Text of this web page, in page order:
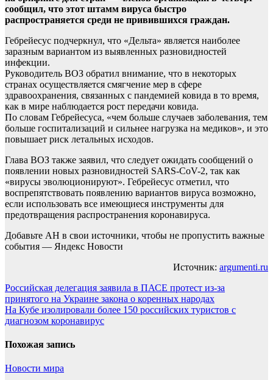
сообщил, что этот штамм вируса быстро
распространяется среди не привившихся граждан.
Гебрейесус подчеркнул, что «Дельта» является наиболее
заразным вариантом из выявленных разновидностей
инфекции.
Руководитель ВОЗ обратил внимание, что в некоторых
странах осуществляется смягчение мер в сфере
здравоохранения, связанных с пандемией ковида в то время,
как в мире наблюдается рост передачи ковида.
По словам Гебрейесуса, «чем больше случаев заболевания, тем
больше госпитализаций и сильнее нагрузка на медиков», и это
повышает риск летальных исходов.
Глава ВОЗ также заявил, что следует ожидать сообщений о
появлении новых разновидностей SARS-CoV-2, так как
«вирусы эволюционируют». Гебрейесус отметил, что
воспрепятствовать появлению вариантов вируса возможно,
если использовать все имеющиеся инструменты для
предотвращения распространения коронавируса.
Добавьте АН в свои источники, чтобы не пропустить важные
события — Яндекс Новости
Источник: argumenti.ru
Навигация
по
записям
Российская делегация заявила в ПАСЕ протест из-за
принятого на Украине закона о коренных народах
На Кубе изолировали более 150 российских туристов с
диагнозом коронавирус
Похожая запись
Новости мира